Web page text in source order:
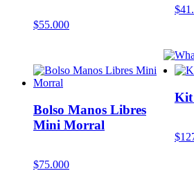
$55.000
$
Bolso Manos Libres
Mini Morral
$75.000
Kit
$